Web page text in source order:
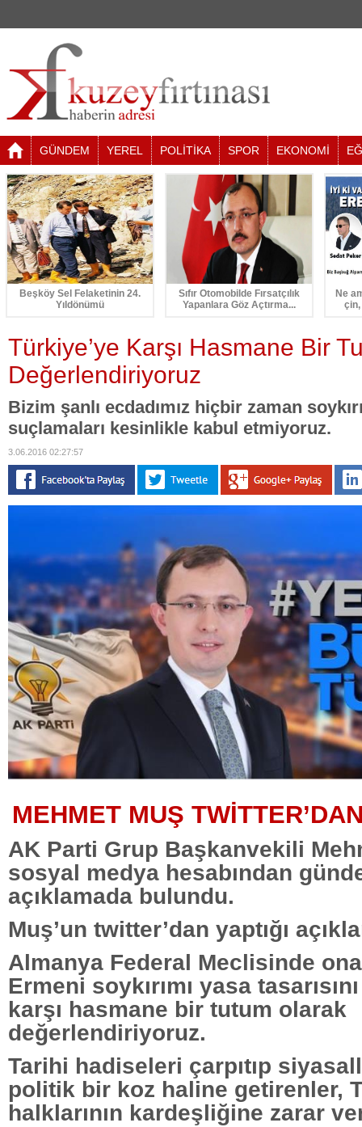
GÜNDEM YEREL POLİTİKA SPOR EKONOMİ
Beşköy Sel Felaketinin 24.
Yıldönümü
Sıfır Otomobilde Fırsatçılık
Yapanlara Göz Açtırma...
Ne
Türkiye’ye Karşı Hasmane Bir
Değerlendiriyoruz
Bizim şanlı ecdadımız hiçbir zaman
suçlamaları kesinlikle kabul etmiyoruz.
3.06.2016 02:27:57
MEHMET MUŞ
AK Parti Grup Başkanvekili
sosyal medya hesabından
açıklamada bulundu.
Muş’un twitter’dan yaptığı
Almanya Federal Meclisinde
Ermeni soykırımı yasa
karşı hasmane bir tutum olarak
değerlendiriyoruz.
Tarihi hadiseleri çarpıtıp
politik bir koz haline getirenler,
halklarının kardeşliğine zarar